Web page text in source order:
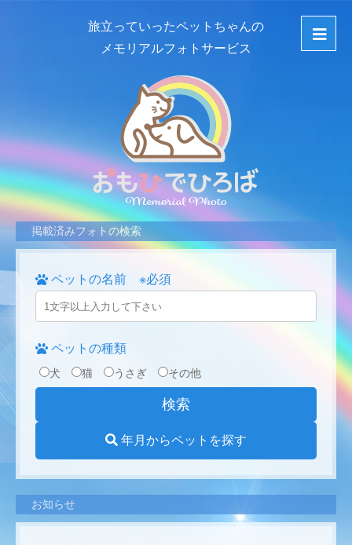
旅立っていったペットちゃんの
メモリアルフォトサービス
掲載済みフォトの検索
ペットの名前 ※必須
ペットの種類
犬 猫 うさぎ その他
年月からペットを探す
お知らせ